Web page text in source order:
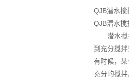
QJB潜水
QJB潜水
潜水搅拌
到充分搅
有时候，
充分的搅